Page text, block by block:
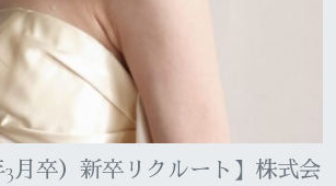
3月卒）新卒リクルート】株式会